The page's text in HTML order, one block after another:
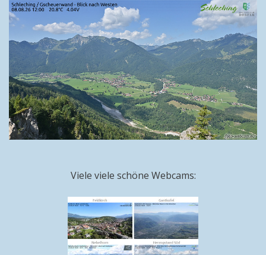
Viele viele schöne Webcams: